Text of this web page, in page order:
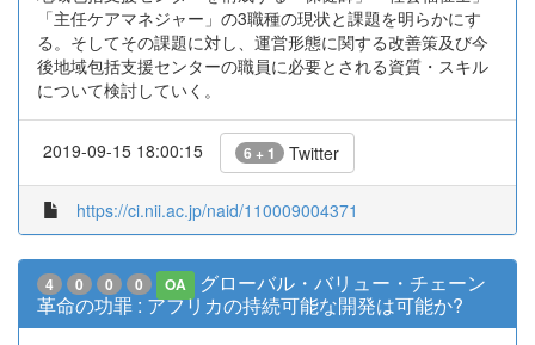
「主任ケアマネジャー」の3職種の現状と課題を明らかにす
る。そしてその課題に対し、運営形態に関する改善策及び今
後地域包括支援センターの職員に必要とされる資質・スキル
について検討していく。
2019-09-15 18:00:15 6 + 1 Twitter
https://ci.nii.ac.jp/naid/110009004371
4 0 0 0 OA
グローバル・バリュー・チェーン
革命の功罪 : アフリカの持続可能な開発は可能か?